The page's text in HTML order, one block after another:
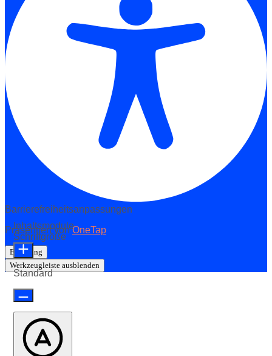
Barrierefreiheitsanpassungen
Präsentiert vonOneTap
Erklärung
Werkzeugleiste ausblenden
Inhaltsmodule
Schriftgröße
Standard